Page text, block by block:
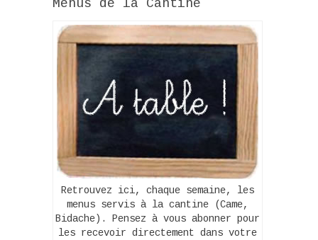
Menus de la Cantine
Retrouvez ici, chaque semaine, les
menus servis à la cantine (Came,
Bidache). Pensez à vous abonner pour
les recevoir directement dans votre